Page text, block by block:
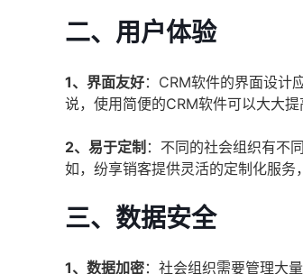
二、用户体验
1、界面友好：CRM软件的界面设计
说，使用简便的CRM软件可以大大提
2、易于定制 ：不同的社会组织有不
如，纷享销客提供灵活的定制化服务
三、数据安全
1、数据加密：社会组织需要管理大